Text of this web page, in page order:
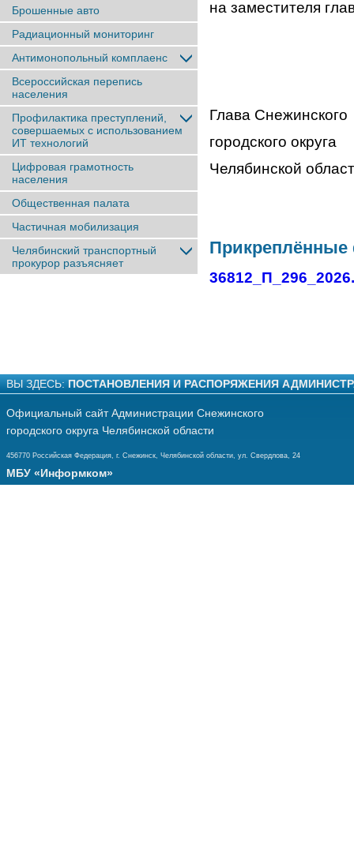
Брошенные авто
Радиационный мониторинг
Антимонопольный комплаенс
Всероссийская перепись
населения
Профилактика преступлений,
совершаемых с использованием
ИТ технологий
Цифровая грамотность
населения
Общественная палата
Частичная мобилизация
Челябинский транспортный
прокурор разъясняет
на заместителя
Глава Снежинского
городского округа
ВЫ ЗДЕСЬ: ПОСТАНОВЛЕНИЯ И РАСПОРЯЖЕНИЯ
Официальный сайт Администрации Снежинского
городского округа Челябинской области
456770 Российская Федерация, г. Снежинск, Челябинской области, ул. Свердлова, 24
МБУ «Информком»